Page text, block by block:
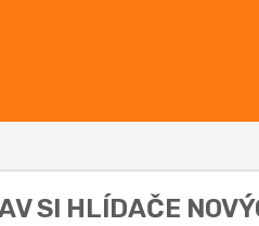
SI HLÍDAČE